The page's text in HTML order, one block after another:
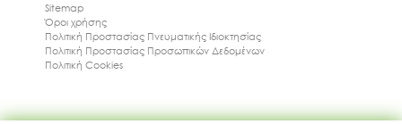
Sitemap
Όροι χρήσης
Πολιτική Προστασίας Πνευματικής Ιδιοκτησίας
Πολιτική Προστασίας Προσωπικών Δεδομένων
Πολιτική Cookies